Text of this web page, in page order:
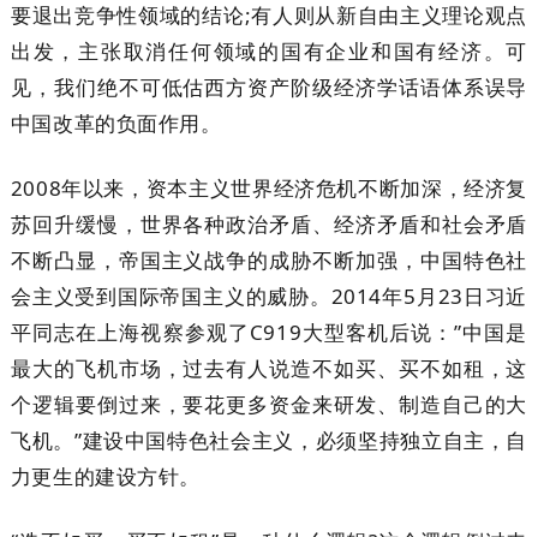
要退出竞争性领域的结论;有人则从新自由主义理论观点
出发，主张取消任何领域的国有企业和国有经济。可
见，我们绝不可低估西方资产阶级经济学话语体系误导
中国改革的负面作用。
2008年以来，资本主义世界经济危机不断加深，经济复
苏回升缓慢，世界各种政治矛盾、经济矛盾和社会矛盾
不断凸显，帝国主义战争的成胁不断加强，中国特色社
会主义受到国际帝国主义的威胁。2014年5月23日习近
平同志在上海视察参观了C919大型客机后说：”中国是
最大的飞机市场，过去有人说造不如买、买不如租，这
个逻辑要倒过来，要花更多资金来研发、制造自己的大
飞机。”建设中国特色社会主义，必须坚持独立自主，自
力更生的建设方针。